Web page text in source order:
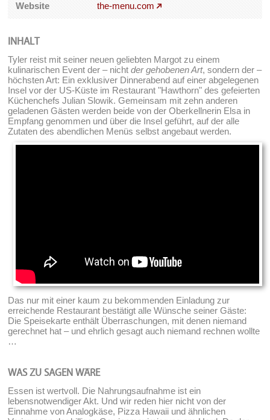
Website
the-menu.com
INHALT
Tyler reist mit seiner neuen geliebten Margot zu einem
kulinarischen Event der – nichtder gehobenen Art, sondern der –
höchsten Art: Ein exklusiver Dinnerabend auf einer abgelegenen
Insel vor der US-Küste im Restaurant "Hawthorn" des gefeierten
Küchenchefs Julian Slowik. Gemeinsam mit zehn anderen
geladenen Gästen werden beide von der Oberkellnerin Elsa in
Empfang genommen und über die Insel geführt, auf der alle
Zutaten des abendlichen Menüs selbst angebaut werden.
Das nur mit einer kaum zu bekommenden Einladung zur
erreichende Restaurant bestätigt alle Wünsche seiner Gäste:
Die Speisekarte enthält Überraschungen, mit denen niemand
gerechnet hat – und ehrlich gesagt auch niemand rechnen wollte
…
WAS ZU SAGEN WÄRE
Essen ist wertvoll. Die Nahrungsaufnahme ist ein
lebensnotwendiger Akt. Und wir reden hier nicht von der
Einnahme von Analogkäse, Pizza Hawaii und ähnlichen